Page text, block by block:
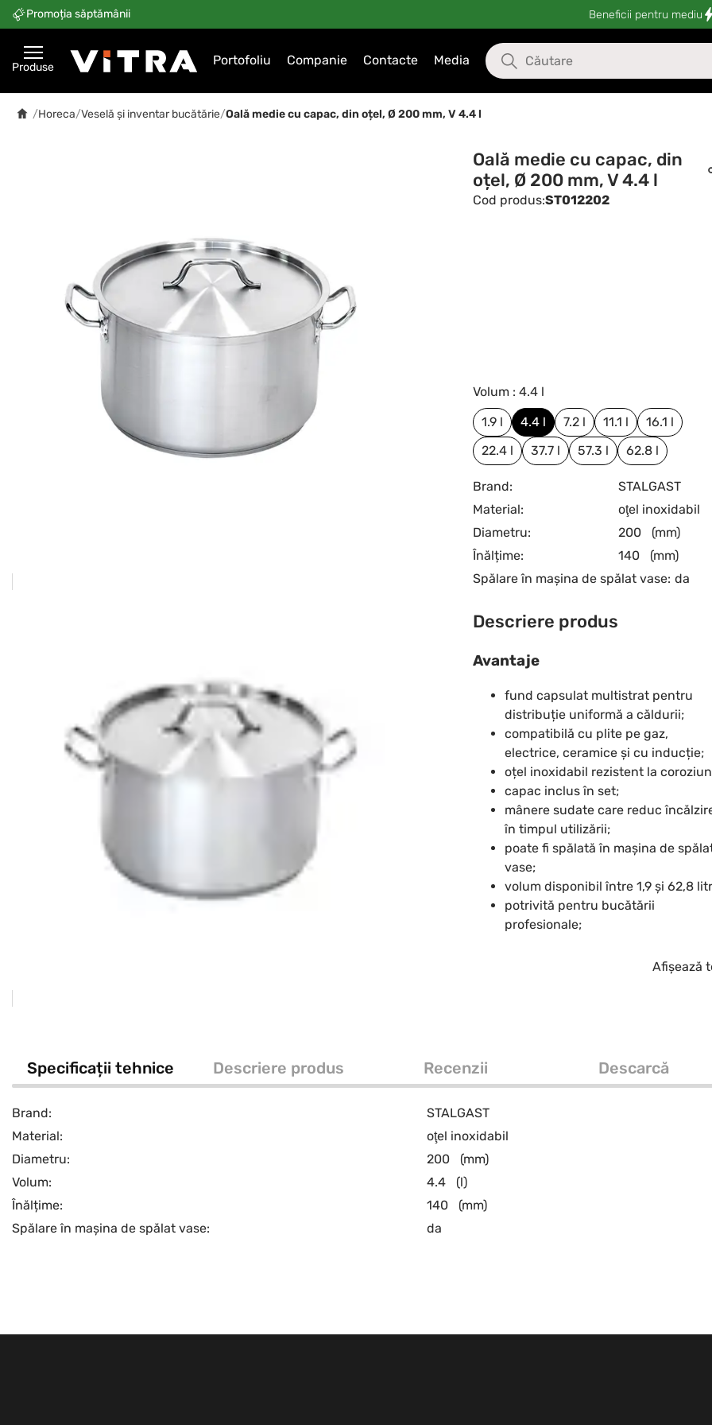
Promoția săptămânii Beneficii pentru mediu
Produse Portofoliu Companie Contacte Media
/Horeca/Veselă și inventar bucătărie/Oală medie cu capac, din oțel, Ø 200 mm, V 4.4 l
Oală medie cu capac, din
oțel, Ø 200 mm, V 4.4 l
Cod produs:ST012202
Volum : 4.4 l
1.9 l
4.4 l 7.2 l 11.1 l
16.1 l
22.4 l
37.7 l 57.3 l 62.8 l
Brand:
STALGAST
Material:
oţel inoxidabil
Diametru:
200
(mm)
Înălțime:
140
(mm)
Spălare în mașina de spălat vase: da
Descriere produs
Avantaje
fund capsulat multistrat pentru
distribuție uniformă a căldurii;
compatibilă cu plite pe gaz,
electrice, ceramice și cu inducție;
oțel inoxidabil rezistent la
capac inclus în set;
mânere sudate care reduc
în timpul utilizării;
poate fi spălată în mașina de
vase;
volum disponibil între 1,9 și 62,8
potrivită pentru bucătării
profesionale;
Afișează
Specificații tehnice Descriere produs Recenzii Descarcă
Brand:
STALGAST
Material:
oţel inoxidabil
Diametru:
200
(mm)
Volum:
4.4
(l)
Înălțime:
140
(mm)
Spălare în mașina de spălat vase:
da